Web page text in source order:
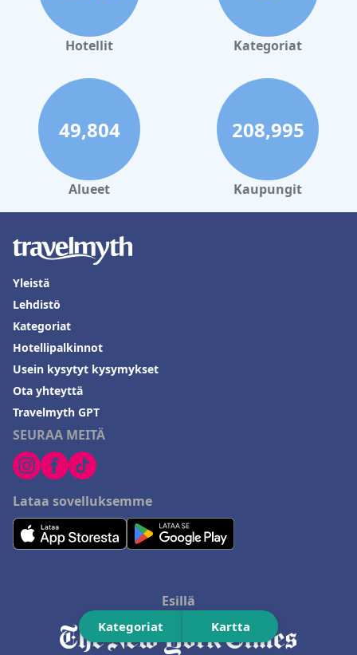
Kategoriat Kartta
Hotellit Kategoriat
49,804
Alueet
208,995
Kaupungit
SEURAA MEITÄ
Lataa sovelluksemme
Yleistä
Lehdistö
Kategoriat
Hotellipalkinnot
Usein kysytyt kysymykset
Ota yhteyttä
Travelmyth GPT
Esillä